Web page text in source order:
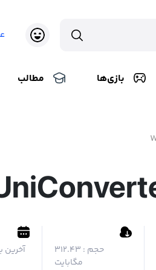
بازی‌ها مطالب
حجم : ۳۱۲.۴۳
مگابایت
آخرین